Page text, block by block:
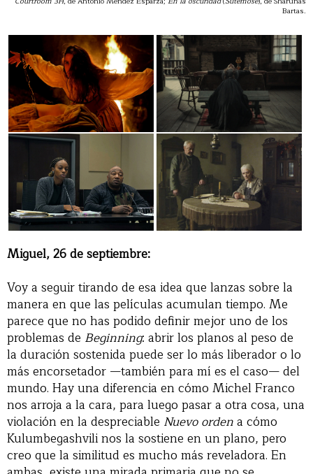
Bartas.
Miguel, 26 de septiembre:
Voy a seguir tirando de esa idea que lanzas sobre la
manera en que las películas acumulan tiempo. Me
parece que no has podido definir mejor uno de los
problemas de Beginning: abrir los planos al peso de
la duración sostenida puede ser lo más liberador o lo
más encorsetador —también para mí es el caso— del
mundo. Hay una diferencia en cómo Michel Franco
nos arroja a la cara, para luego pasar a otra cosa, una
violación en la despreciable Nuevo ordena cómo
Kulumbegashvili nos la sostiene en un plano, pero
creo que la similitud es mucho más reveladora. En